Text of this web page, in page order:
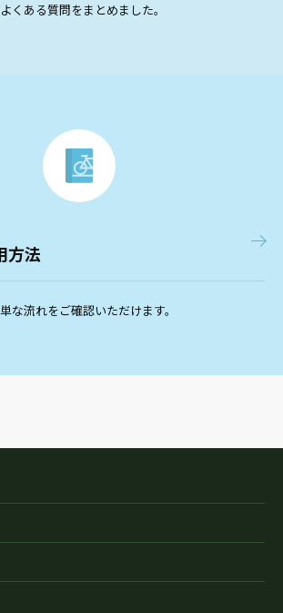
くある質問をまとめました。
方法
な流れをご確認いただけます。